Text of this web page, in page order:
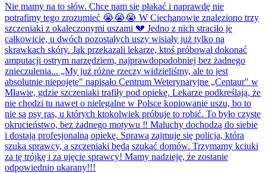
Nie mamy na to słów. Chce nam się płakać i naprawdę nie
potrafimy tego zrozumieć 😭😭😭 W Ciechanowie znaleziono trzy
szczeniaki z okaleczonymi uszami 💔 Jedno z nich straciło je
całkowicie, u dwóch pozostałych uszy wisiały już tylko na
skrawkach skóry. Jak przekazali lekarze, ktoś próbował dokonać
amputacji ostrym narzędziem, najprawdopodobniej bez żadnego
znieczulenia... „My już różne rzeczy widzieliśmy, ale to jest
absolutnie niepojęte" napisało Centrum Weterynaryjne „Centaur" w
Mławie, gdzie szczeniaki trafiły pod opiekę. Lekarze podkreślają, że
nie chodzi tu nawet o nielegalne w Polsce kopiowanie uszu, bo to
nie są psy ras, u których ktokolwiek próbuje to robić. To było czyste
okrucieństwo, bez żadnego motywu ‼️ Maluchy dochodzą do siebie
i dostają profesjonalną opiekę. Sprawą zajmuje się policja, która
szuka sprawcy, a szczeniaki będą szukać domów. Trzymamy kciuki
za tę trójkę i za ujęcie sprawcy! Mamy nadzieję, że zostanie
odpowiednio ukarany!!!